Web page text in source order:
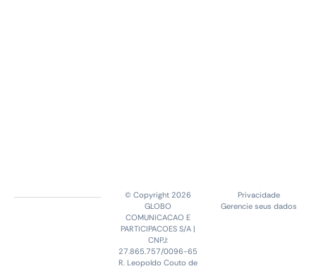
© Copyright 2026
GLOBO
COMUNICACAO E
PARTICIPACOES S/A |
CNPJ:
27.865.757/0096-65
R. Leopoldo Couto de
Privacidade
Gerencie seus dados